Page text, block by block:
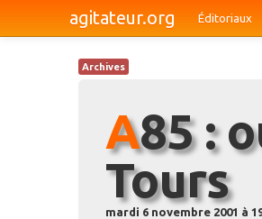
agitateur.org Éditoriaux
Archives
A85 : ouverture de Vierzon-
Tours
mardi 6 novembre 2001 à